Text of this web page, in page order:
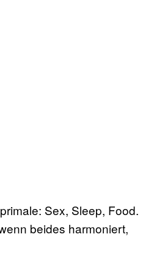
Sex, Sleep, Food.
beides harmoniert,